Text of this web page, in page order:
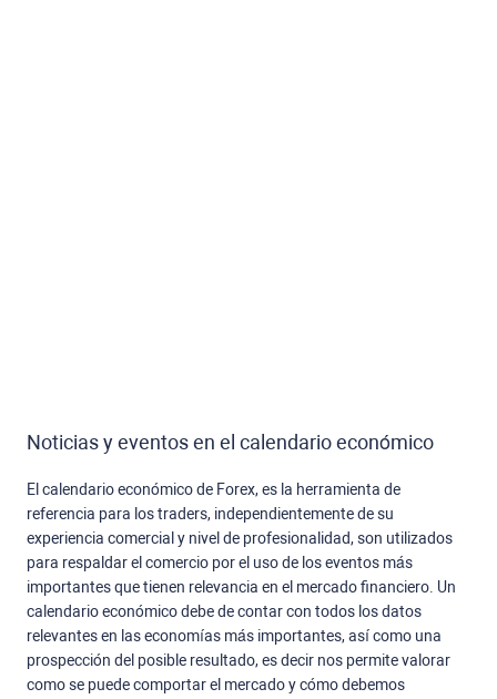
Noticias y eventos en el calendario económico
El calendario económico de Forex, es la herramienta de
referencia para los traders, independientemente de su
experiencia comercial y nivel de profesionalidad, son utilizados
para respaldar el comercio por el uso de los eventos más
importantes que tienen relevancia en el mercado financiero. Un
calendario económico debe de contar con todos los datos
relevantes en las economías más importantes, así como una
prospección del posible resultado, es decir nos permite valorar
como se puede comportar el mercado y cómo debemos